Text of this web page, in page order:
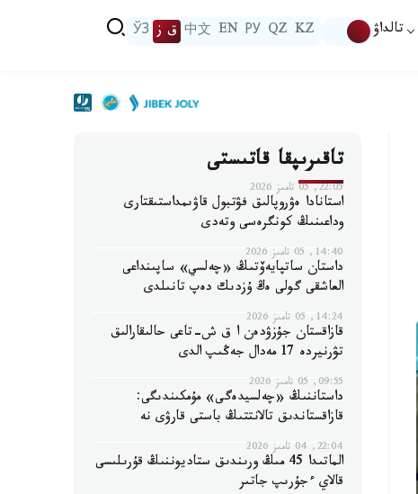
تالداۋ KZ
QZ
РУ
EN
中文 ق ز ЎЗ
تاقىرىپقا قاتىستى
22:05, 05 تامىز 2026
استانادا ەۋروپالىق فۋتبول قاۋىمداستىقتارى
وداعىنىڭ كونگرەسى وتەدى
14:40, 05 تامىز 2026
داستان ساتپايەۆتىڭ «چەلسي» ساپىنداعى
العاشقى گولى ەڭ ۇزدىك دەپ تانىلدى
14:24, 05 تامىز 2026
قازاقستان جۇزۋدەن ا ق ش-تاعى حالىقارالىق
تۋرنيردە 17 مەدال جەڭىپ الدى
09:55, 05 تامىز 2026
داستاننىڭ «چەلسيدەگى» مۇمكىندىگى:
قازاقستاندىق تالانتتىڭ باستى قارۋى نە
22:04, 04 تامىز 2026
الماتىدا 45 مىڭ ورىندىق ستاديوننىڭ قۇرىلىسى
قالاي ءجۇرىپ جاتىر